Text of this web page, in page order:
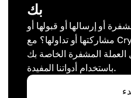
بك
أو إرسالها أو قبولها أو
مشاركتها أو تداولها؟ مع Cryptomus، كل شيء ممكن -
العملة المشفرة الخاصة بك
باستخدام أدواتنا المفيدة.